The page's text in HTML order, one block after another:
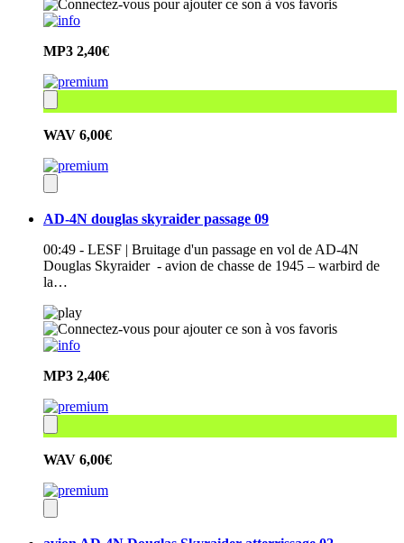
MP3 2,40€
WAV 6,00€
AD-4N douglas skyraider passage 09
00:49 - LESF | Bruitage d'un passage en vol de AD-4N
Douglas Skyraider - avion de chasse de 1945 – warbird de
la…
MP3 2,40€
WAV 6,00€